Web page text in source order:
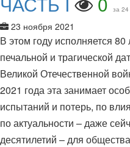
за 24
23 ноября 2021
В этом году исполняется
печальной и трагической
Великой Отечественной
2021 года эта занимает
испытаний и потерь, по
по актуальности – даже
десятилетий – для